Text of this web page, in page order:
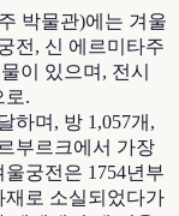
박물관)에는 겨울
전, 신 에르미타주
이 있으며, 전시
로.
하며, 방 1,057개,
부르크에서 가장
궁전은 1754년부
재로 소실되었다가